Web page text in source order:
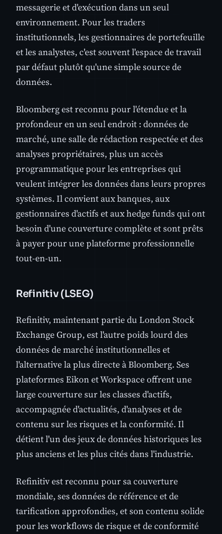
messagerie et d'exécution dans un seul
environnement. Pour les traders
institutionnels, les gestionnaires de portefeuille
et les analystes, c'est souvent l'espace de travail
par défaut plutôt qu'une simple source de
données.
Bloomberg est reconnu pour l'étendue et la
profondeur en un seul endroit : données de
marché, une salle de rédaction respectée et des
analyses propriétaires, plus un accès
programmatique pour les entreprises qui
veulent intégrer les données dans leurs propres
systèmes. Il convient aux banques, aux
gestionnaires d'actifs et aux hedge funds qui ont
besoin d'une couverture complète et sont prêts
à payer pour une plateforme professionnelle
tout-en-un.
Refinitiv (LSEG)
Refinitiv, maintenant partie du London Stock
Exchange Group, est l'autre poids lourd des
données de marché institutionnelles et
l'alternative la plus directe à Bloomberg. Ses
plateformes Eikon et Workspace offrent une
large couverture sur les classes d'actifs,
accompagnée d'actualités, d'analyses et de
contenu sur les risques et la conformité. Il
détient l'un des jeux de données historiques les
plus anciens et les plus cités dans l'industrie.
Refinitiv est reconnu pour sa couverture
mondiale, ses données de référence et de
tarification approfondies, et son contenu solide
pour les workflows de risque et de conformité